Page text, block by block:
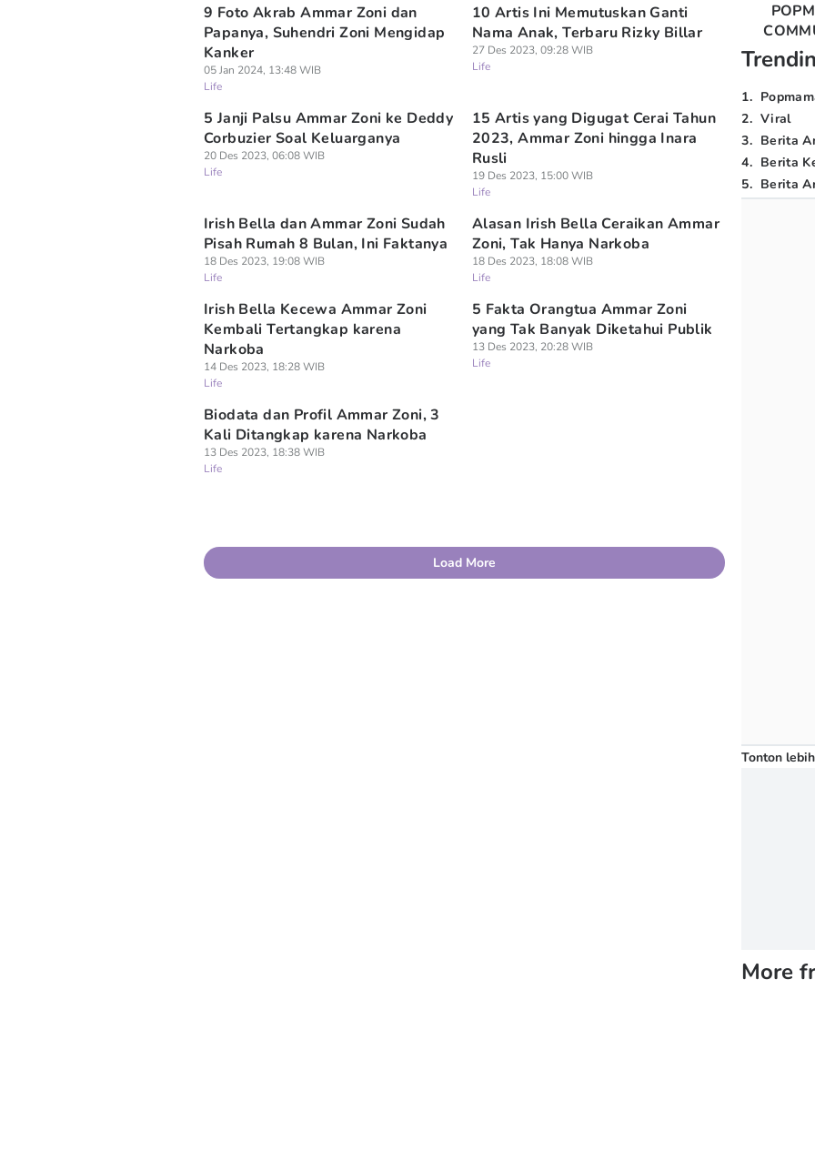
9 Foto Akrab Ammar Zoni dan
Papanya, Suhendri Zoni Mengidap
Kanker
05 Jan 2024, 13:48 WIB
Life
10 Artis Ini Memutuskan Ganti
Nama Anak, Terbaru Rizky Billar
27 Des 2023, 09:28 WIB
Life
5 Janji Palsu Ammar Zoni ke Deddy
Corbuzier Soal Keluarganya
20 Des 2023, 06:08 WIB
Life
15 Artis yang Digugat Cerai Tahun
2023, Ammar Zoni hingga Inara
Rusli
19 Des 2023, 15:00 WIB
Life
Irish Bella dan Ammar Zoni Sudah
Pisah Rumah 8 Bulan, Ini Faktanya
18 Des 2023, 19:08 WIB
Life
Alasan Irish Bella Ceraikan Ammar
Zoni, Tak Hanya Narkoba
18 Des 2023, 18:08 WIB
Life
Irish Bella Kecewa Ammar Zoni
Kembali Tertangkap karena
Narkoba
14 Des 2023, 18:28 WIB
Life
5 Fakta Orangtua Ammar Zoni
yang Tak Banyak Diketahui Publik
13 Des 2023, 20:28 WIB
Life
Biodata dan Profil Ammar Zoni, 3
Kali Ditangkap karena Narkoba
13 Des 2023, 18:38 WIB
Life
Load More
1.
2. Viral
3. Berita
4. Berita
5. Berita
Tonton
More